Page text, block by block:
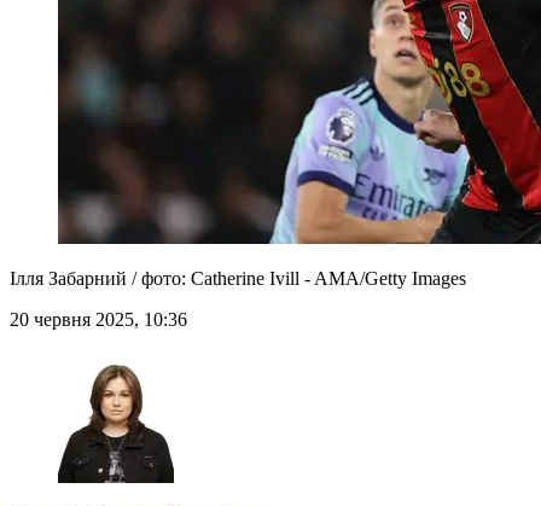
Ілля Забарний / фото: Catherine Ivill - AMA/Getty Images
20 червня 2025, 10:36